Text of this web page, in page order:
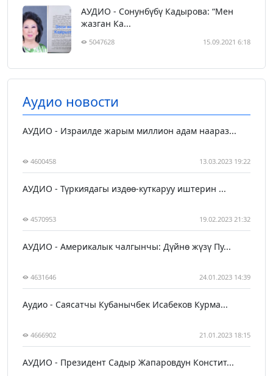
АУДИО - Сонунбүбү Кадырова: “Мен
жазган Ка...
5047628 15.09.2021 6:18
Аудио новости
АУДИО - Израилде жарым миллион адам наараз...
4600458 13.03.2023 19:22
АУДИО - Түркиядагы издөө-куткаруу иштерин ...
4570953 19.02.2023 21:32
АУДИО - Америкалык чалгынчы: Дүйнө жүзү Пу...
4631646 24.01.2023 14:39
Аудио - Саясатчы Кубанычбек Исабеков Курма...
4666902 21.01.2023 18:15
АУДИО - Президент Садыр Жапаровдун Констит...